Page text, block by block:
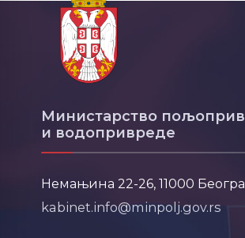
Министарство
и водопривреде
Немањина 22-26, 11000
kabinet.info@minpolj.gov.rs